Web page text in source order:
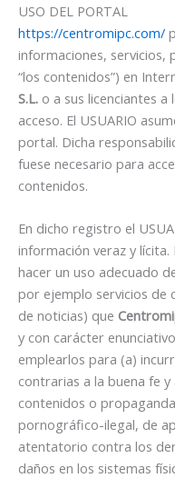
USO DEL PORTAL
https://centromipc.com/
informaciones, servicios,
“los contenidos”) en
S.L. o a sus licenciantes a
acceso. El USUARIO
portal. Dicha
fuese necesario para
contenidos.
En dicho registro el
información veraz y lícita.
hacer un uso adecuado
por ejemplo servicios de
de noticias) que
y con carácter
emplearlos para (a)
contrarias a la buena fe
contenidos o
pornográfico-ilegal, de
atentatorio contra los
daños en los sistemas